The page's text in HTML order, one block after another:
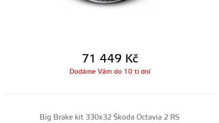
71 449 Kč
Dodáme Vám do 10 ti dní
Big Brake kit 330x32 Škoda Octavia 2 RS